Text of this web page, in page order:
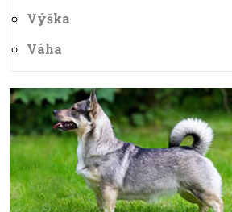
Výška
Váha